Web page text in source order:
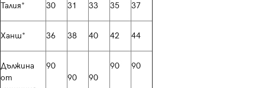
Талия* 30 31 33 35 37
Ханш* 36 38 40 42 44
Дължина
от
90
90
90
90 90